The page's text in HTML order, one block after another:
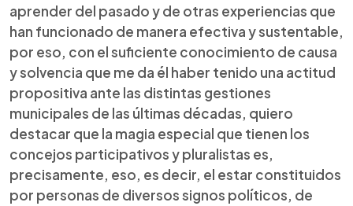
aprender del pasado y de otras experiencias que
han funcionado de manera efectiva y sustentable,
por eso, con el suficiente conocimiento de causa
y solvencia que me da él haber tenido una actitud
propositiva ante las distintas gestiones
municipales de las últimas décadas, quiero
destacar que la magia especial que tienen los
concejos participativos y pluralistas es,
precisamente, eso, es decir, el estar constituidos
por personas de diversos signos políticos, de